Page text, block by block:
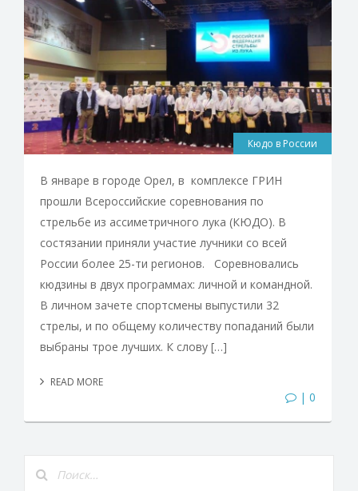
Кюдо в России
В январе в городе Орел, в комплексе ГРИН
прошли Всероссийские соревнования по
стрельбе из ассиметричного лука (КЮДО). В
состязании приняли участие лучники со всей
России более 25-ти регионов. Соревновались
кюдзины в двух программах: личной и командной.
В личном зачете спортсмены выпустили 32
стрелы, и по общему количеству попаданий были
выбраны трое лучших. К слову […]
READ MORE
| 0